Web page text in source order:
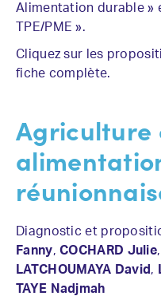
Alimentation durable »
TPE/PME ».
Cliquez sur les
fiche complète.
Agriculture
Diagnostic et
Fanny,COCHARD Julie,
LATCHOUMAYA David ,
TAYE Nadjmah